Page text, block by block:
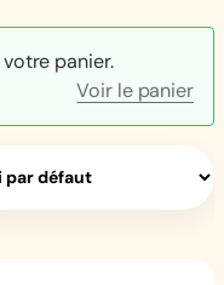
panier.
Voir le panier